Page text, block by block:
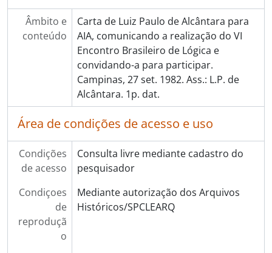
Âmbito e
conteúdo
Carta de Luiz Paulo de Alcântara para
AIA, comunicando a realização do VI
Encontro Brasileiro de Lógica e
convidando-a para participar.
Campinas, 27 set. 1982. Ass.: L.P. de
Alcântara. 1p. dat.
Área de condições de acesso e uso
Condições
de acesso
Consulta livre mediante cadastro do
pesquisador
Condiçoes
de
reproduçã
o
Mediante autorização dos Arquivos
Históricos/SPCLEARQ